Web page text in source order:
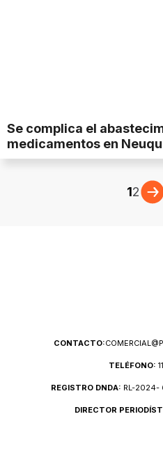
Se complica el
medicamentos en
12
CONTACTO:
TELÉFONO:
REGISTRO DNDA: RL-2024-
DIRECTOR